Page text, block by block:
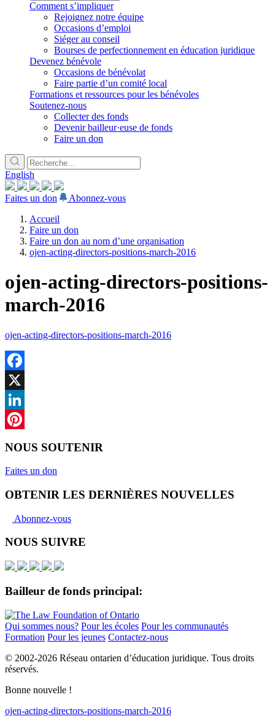
Comment s’impliquer
Rejoignez notre équipe
Occasions d’emploi
Siéger au conseil
Bourses de perfectionnement en éducation juridique
Devenez bénévole
Occasions de bénévolat
Faire partie d’un comité local
Formations et ressources pour les bénévoles
Soutenez-nous
Collecter des fonds
Devenir bailleur·euse de fonds
Faire un don
English
Faites un don
Abonnez-vous
Accueil
Faire un don
Faire un don au nom d’une organisation
ojen-acting-directors-positions-march-2016
ojen-acting-directors-positions-
march-2016
ojen-acting-directors-positions-march-2016
Facebook
X
LinkedIn
NOUS SOUTENIR
Faites un don
OBTENIR LES DERNIÈRES NOUVELLES
Abonnez-vous
NOUS SUIVRE
Bailleur de fonds principal:
Qui sommes nous? Pour les écoles Pour les communautés
Formation Pour les jeunes Contactez-nous
© 2002-2026 Réseau ontarien d’éducation juridique. Tous droits
réservés.
Bonne nouvelle !
ojen-acting-directors-positions-march-2016